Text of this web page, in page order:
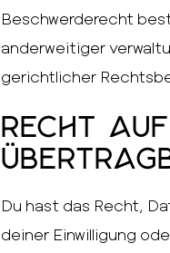
Beschwerderecht
anderweitiger
gerichtlicher
Recht
Du hast das Recht,
deiner Einwilligung